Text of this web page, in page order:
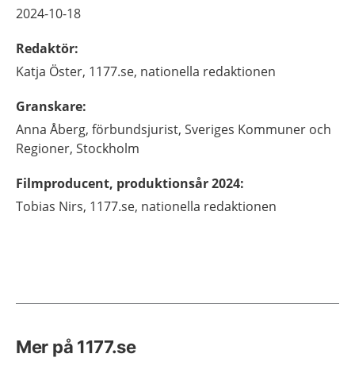
2024-10-18
Redaktör:
Katja Öster, 1177.se, nationella redaktionen
Granskare:
Anna Åberg, förbundsjurist, Sveriges Kommuner och
Regioner, Stockholm
Filmproducent, produktionsår 2024:
Tobias Nirs, 1177.se, nationella redaktionen
Mer på 1177.se